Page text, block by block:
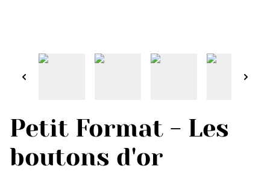
Petit Format - Les
boutons d'or